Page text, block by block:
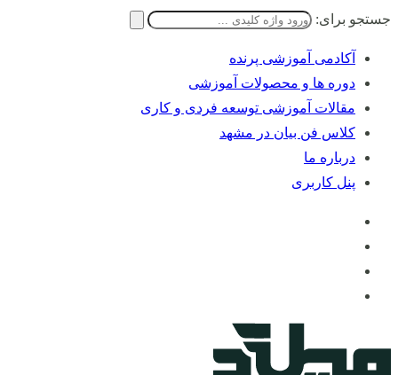
جستجو برای:
آکادمی آموزشی پرنده
دوره ها و محصولات آموزشی
مقالات آموزشی توسعه فردی و کاری
کلاس فن بیان در مشهد
درباره ما
پنل کاربری